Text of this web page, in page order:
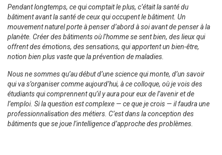
Pendant longtemps, ce qui comptait le plus, c’était la santé du
bâtiment avant la santé de ceux qui occupent le bâtiment. Un
mouvement naturel porte à penser d’abord à soi avant de penser à la
planète. Créer des bâtiments où l’homme se sent bien, des lieux qui
offrent des émotions, des sensations, qui apportent un bien-être,
notion bien plus vaste que la prévention de maladies.
Nous ne sommes qu’au début d’une science qui monte, d’un savoir
qui va s’organiser comme aujourd’hui, à ce colloque, où je vois des
étudiants qui comprennent qu’il y aura pour eux de l’avenir et de
l’emploi. Si la question est complexe — ce que je crois — il faudra une
professionnalisation des métiers. C’est dans la conception des
bâtiments que se joue l’intelligence d’approche des problèmes.